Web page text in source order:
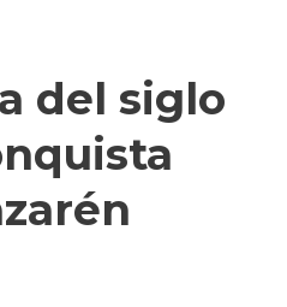
del siglo